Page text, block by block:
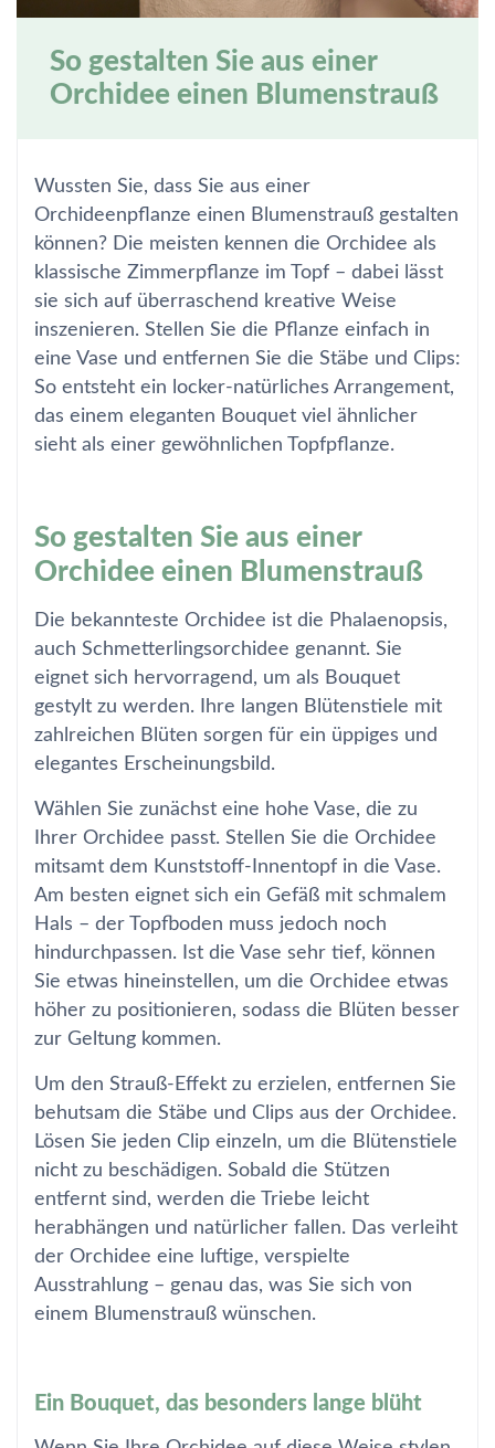
So gestalten Sie aus einer
Orchidee einen Blumenstrauß
Wussten Sie, dass Sie aus einer
Orchideenpflanze einen Blumenstrauß gestalten
können? Die meisten kennen die Orchidee als
klassische Zimmerpflanze im Topf – dabei lässt
sie sich auf überraschend kreative Weise
inszenieren. Stellen Sie die Pflanze einfach in
eine Vase und entfernen Sie die Stäbe und Clips:
So entsteht ein locker-natürliches Arrangement,
das einem eleganten Bouquet viel ähnlicher
sieht als einer gewöhnlichen Topfpflanze.
So gestalten Sie aus einer
Orchidee einen Blumenstrauß
Die bekannteste Orchidee ist die Phalaenopsis,
auch Schmetterlingsorchidee genannt. Sie
eignet sich hervorragend, um als Bouquet
gestylt zu werden. Ihre langen Blütenstiele mit
zahlreichen Blüten sorgen für ein üppiges und
elegantes Erscheinungsbild.
Wählen Sie zunächst eine hohe Vase, die zu
Ihrer Orchidee passt. Stellen Sie die Orchidee
mitsamt dem Kunststoff-Innentopf in die Vase.
Am besten eignet sich ein Gefäß mit schmalem
Hals – der Topfboden muss jedoch noch
hindurchpassen. Ist die Vase sehr tief, können
Sie etwas hineinstellen, um die Orchidee etwas
höher zu positionieren, sodass die Blüten besser
zur Geltung kommen.
Um den Strauß-Effekt zu erzielen, entfernen Sie
behutsam die Stäbe und Clips aus der Orchidee.
Lösen Sie jeden Clip einzeln, um die Blütenstiele
nicht zu beschädigen. Sobald die Stützen
entfernt sind, werden die Triebe leicht
herabhängen und natürlicher fallen. Das verleiht
der Orchidee eine luftige, verspielte
Ausstrahlung – genau das, was Sie sich von
einem Blumenstrauß wünschen.
Ein Bouquet, das besonders lange blüht